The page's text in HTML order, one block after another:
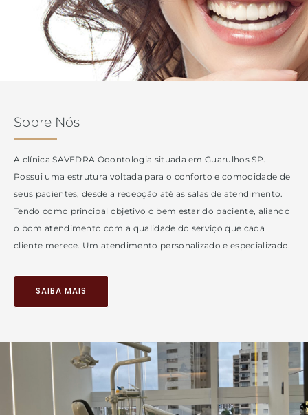
Sobre Nós
A clínica SAVEDRA Odontologia situada em Guarulhos SP.
Possui uma estrutura voltada para o conforto e comodidade de
seus pacientes, desde a recepção até as salas de atendimento.
Tendo como principal objetivo o bem estar do paciente, aliando
o bom atendimento com a qualidade do serviço que cada
cliente merece. Um atendimento personalizado e especializado.
SAIBA MAIS